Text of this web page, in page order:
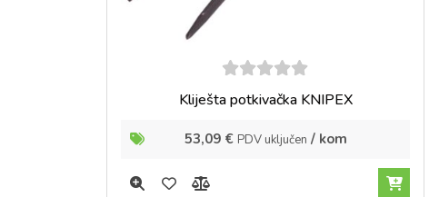
out of
5
Kliješta potkivačka KNIPEX
53,09 € PDV uključen / kom